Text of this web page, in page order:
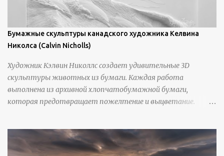
Бумажные скульптуры канадского художника Келвина
Николса (Calvin Nicholls)
Художник Кэлвин Николлс создает удивительные 3D
скульптуры животных из бумаги. Каждая работа
выполнена из архивной хлопчатобумажной бумаги,
которая предотвращает пожелтение и выцветание.
инструменты для текстурирования, чтобы точно
вылепить каждую деталь. источник